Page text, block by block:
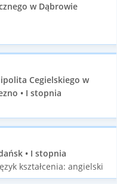
w Dąbrowie
Cegielskiego w
• I stopnia
• I stopnia
kształcenia: angielski